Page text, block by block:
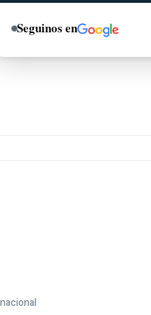
VERDE
Seguinos en